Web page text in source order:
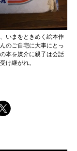
いまをときめく絵本作
のご自宅に大事にとっ
本を媒介に親子は会話
け継がれ。